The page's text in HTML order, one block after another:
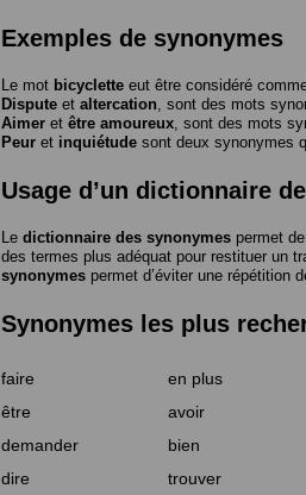
Exemples de synonymes
Le mot bicyclette eut être considéré
Dispute et altercation , sont des mots
Aimer et être amoureux , sont des mots
Peur et inquiétude sont deux synonymes
Usage d’un dictionnaire
Le dictionnaire des synonymes permet
des termes plus adéquat pour restituer un
synonymes permet d’éviter une répétition
Synonymes les plus
faire
en plus
être
avoir
demander
bien
dire
trouver